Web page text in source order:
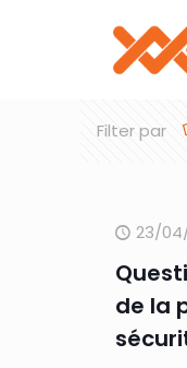
Filter par
23/
de la